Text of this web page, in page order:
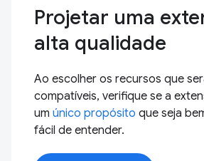
Projetar uma
alta qualidade
Ao escolher os recursos que
compatíveis, verifique se a
um único propósito que seja
fácil de entender.